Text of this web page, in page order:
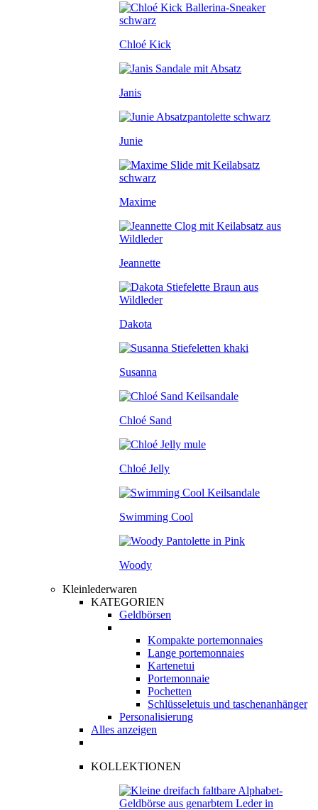
Chloé Kick
Janis
Junie
Maxime
Jeannette
Dakota
Susanna
Chloé Sand
Chloé Jelly
Swimming Cool
Woody
Kleinlederwaren
KATEGORIEN
Geldbörsen
Kompakte portemonnaies
Lange portemonnaies
Kartenetui
Portemonnaie
Pochetten
Schlüsseletuis und taschenanhänger
Personalisierung
Alles anzeigen
KOLLEKTIONEN